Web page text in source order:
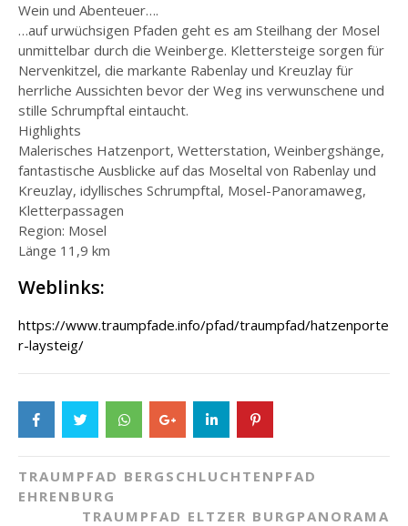
Wein und Abenteuer….
…auf urwüchsigen Pfaden geht es am Steilhang der Mosel
unmittelbar durch die Weinberge. Klettersteige sorgen für
Nervenkitzel, die markante Rabenlay und Kreuzlay für
herrliche Aussichten bevor der Weg ins verwunschene und
stille Schrumpftal eintaucht.
Highlights
Malerisches Hatzenport, Wetterstation, Weinbergshänge,
fantastische Ausblicke auf das Moseltal von Rabenlay und
Kreuzlay, idyllisches Schrumpftal, Mosel-Panoramaweg,
Kletterpassagen
Region: Mosel
Länge 11,9 km
Weblinks:
https://www.traumpfade.info/pfad/traumpfad/hatzenporte
r-laysteig/
Post
navigation
TRAUMPFAD BERGSCHLUCHTENPFAD
EHRENBURG
TRAUMPFAD ELTZER BURGPANORAMA